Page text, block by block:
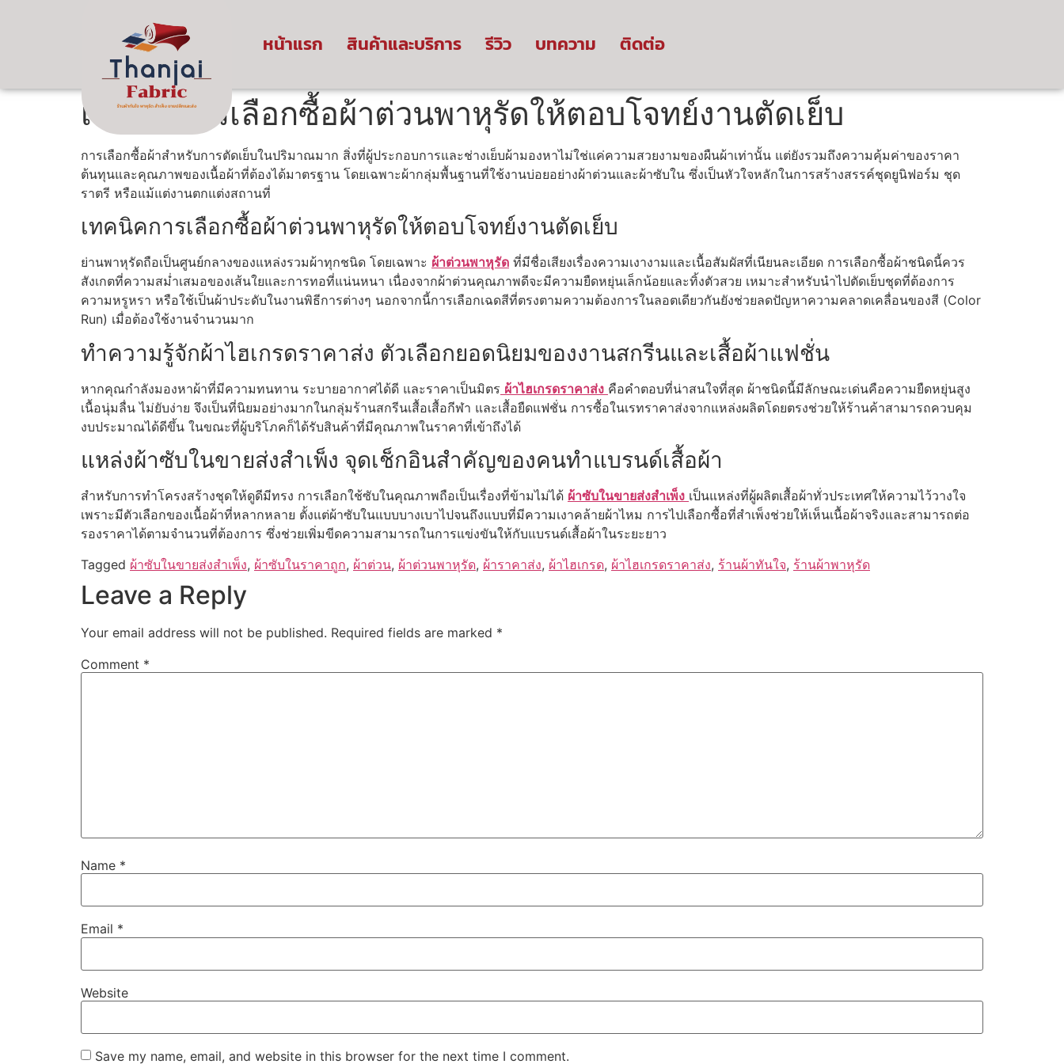
หน้าแรก สินค้าและบริการ รีวิว บทความ ติดต่อ
เทคนิคการเลือกซื้อผ้าต่วนพาหุรัดให้ตอบโจทย์งานตัดเย็บ
การเลือกซื้อผ้าสำหรับการตัดเย็บในปริมาณมาก สิ่งที่ผู้ประกอบการและช่างเย็บผ้ามองหาไม่ใช่แค่ความสวยงามของผืนผ้าเท่านั้น แต่ยังรวมถึงความคุ้มค่าของราคา
ต้นทุนและคุณภาพของเนื้อผ้าที่ต้องได้มาตรฐาน โดยเฉพาะผ้ากลุ่มพื้นฐานที่ใช้งานบ่อยอย่างผ้าต่วนและผ้าซับใน ซึ่งเป็นหัวใจหลักในการสร้างสรรค์ชุดยูนิฟอร์ม ชุด
ราตรี หรือแม้แต่งานตกแต่งสถานที่
เทคนิคการเลือกซื้อผ้าต่วนพาหุรัดให้ตอบโจทย์งานตัดเย็บ
ย่านพาหุรัดถือเป็นศูนย์กลางของแหล่งรวมผ้าทุกชนิด โดยเฉพาะ ผ้าต่วนพาหุรัด ที่มีชื่อเสียงเรื่องความเงางามและเนื้อสัมผัสที่เนียนละเอียด การเลือกซื้อผ้าชนิดนี้ควร
สังเกตที่ความสม่ำเสมอของเส้นใยและการทอที่แน่นหนา เนื่องจากผ้าต่วนคุณภาพดีจะมีความยืดหยุ่นเล็กน้อยและทิ้งตัวสวย เหมาะสำหรับนำไปตัดเย็บชุดที่ต้องการ
ความหรูหรา หรือใช้เป็นผ้าประดับในงานพิธีการต่างๆ นอกจากนี้การเลือกเฉดสีที่ตรงตามความต้องการในลอตเดียวกันยังช่วยลดปัญหาความคลาดเคลื่อนของสี (Color
Run) เมื่อต้องใช้งานจำนวนมาก
ทำความรู้จักผ้าไฮเกรดราคาส่ง ตัวเลือกยอดนิยมของงานสกรีนและเสื้อผ้าแฟชั่น
หากคุณกำลังมองหาผ้าที่มีความทนทาน ระบายอากาศได้ดี และราคาเป็นมิตร ผ้าไฮเกรดราคาส่ง คือคำตอบที่น่าสนใจที่สุด ผ้าชนิดนี้มีลักษณะเด่นคือความยืดหยุ่นสูง
เนื้อนุ่มลื่น ไม่ยับง่าย จึงเป็นที่นิยมอย่างมากในกลุ่มร้านสกรีนเสื้อเสื้อกีฬา และเสื้อยืดแฟชั่น การซื้อในเรทราคาส่งจากแหล่งผลิตโดยตรงช่วยให้ร้านค้าสามารถควบคุม
งบประมาณได้ดีขึ้น ในขณะที่ผู้บริโภคก็ได้รับสินค้าที่มีคุณภาพในราคาที่เข้าถึงได้
แหล่งผ้าซับในขายส่งสำเพ็ง จุดเช็กอินสำคัญของคนทำแบรนด์เสื้อผ้า
สำหรับการทำโครงสร้างชุดให้ดูดีมีทรง การเลือกใช้ซับในคุณภาพถือเป็นเรื่องที่ข้ามไม่ได้ ผ้าซับในขายส่งสำเพ็ง เป็นแหล่งที่ผู้ผลิตเสื้อผ้าทั่วประเทศให้ความไว้วางใจ
เพราะมีตัวเลือกของเนื้อผ้าที่หลากหลาย ตั้งแต่ผ้าซับในแบบบางเบาไปจนถึงแบบที่มีความเงาคล้ายผ้าไหม การไปเลือกซื้อที่สำเพ็งช่วยให้เห็นเนื้อผ้าจริงและสามารถต่อ
รองราคาได้ตามจำนวนที่ต้องการ ซึ่งช่วยเพิ่มขีดความสามารถในการแข่งขันให้กับแบรนด์เสื้อผ้าในระยะยาว
Tagged ผ้าซับในขายส่งสำเพ็ง, ผ้าซับในราคาถูก, ผ้าต่วน, ผ้าต่วนพาหุรัด, ผ้าราคาส่ง, ผ้าไฮเกรด, ผ้าไฮเกรดราคาส่ง, ร้านผ้าทันใจ, ร้านผ้าพาหุรัด
Leave a Reply
Your email address will not be published. Required fields are marked *
Comment *
Name *
Email *
Website
Save my name, email, and website in this browser for the next time I comment.